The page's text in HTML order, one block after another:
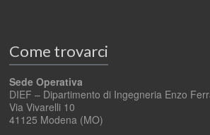
Come trovarci
Sede Operativa
DIEF – Dipartimento di Ingegneria Enzo
Via Vivarelli 10
41125 Modena (MO)